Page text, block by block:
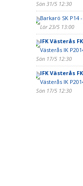
Sön 31/5 12:30
Barkarö SK P14 -
Lör 23/5 13:00
IFK Västerås
Västerås IK
Sön 17/5 12:30
IFK Västerås
Västerås IK
Sön 17/5 12:30